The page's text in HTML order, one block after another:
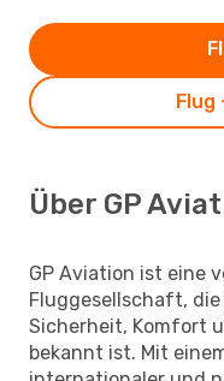
Flug
Über GP
GP Aviation ist eine
Fluggesellschaft,
Sicherheit, Komfort
bekannt ist. Mit